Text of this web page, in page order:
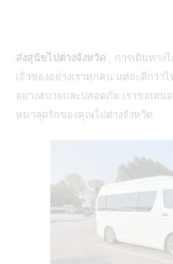
ส่งสุนัขไปต่างจังหวัด , การเดินทาง
เจ้าของอย่างเราทุกคน แต่จะดีกว่
อย่างสบายและปลอดภัย เราขอเสน
หมาสุดรักของคุณไปต่างจังหวัด